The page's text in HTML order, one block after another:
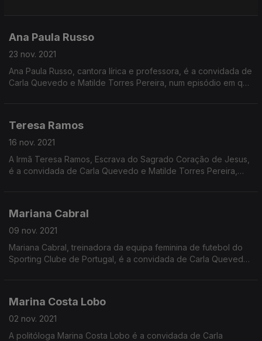
Ana Paula Russo
23 nov. 2021
Ana Paula Russo, cantora lírica e professora, é a convidada de
Carla Quevedo e Matilde Torres Pereira, num episódio em que
Teresa Ramos
16 nov. 2021
A Irmã Teresa Ramos, Escrava do Sagrado Coração de Jesus,
é a convidada de Carla Quevedo e Matilde Torres Pereira,
Mariana Cabral
09 nov. 2021
Mariana Cabral, treinadora da equipa feminina de futebol do
Sporting Clube de Portugal, é a convidada de Carla Quevedo
Marina Costa Lobo
02 nov. 2021
A politóloga Marina Costa Lobo é a convidada de Carla